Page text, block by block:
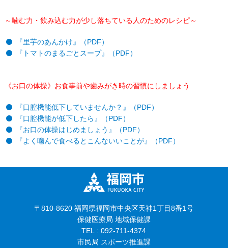
～噛む力・飲み込む力が少し落ちている人のためのレシピ～
『里芋のあんかけ』（PDF）
『トマトのまるごとスープ』（PDF）
《お口の体操》お食事前や歯みがき時の習慣にしましょう
『口腔機能低下していませんか？』（PDF）
『口腔機能が低下したら』（PDF）
『お口の体操はじめましょう』（PDF）
『よく噛んで食べるとこんないいことが』（PDF）
〒810-8620 福岡県福岡市中央区天神1丁目8番1号
保健医療局 地域保健課
TEL : 092-711-4374
市民局 スポーツ推進課